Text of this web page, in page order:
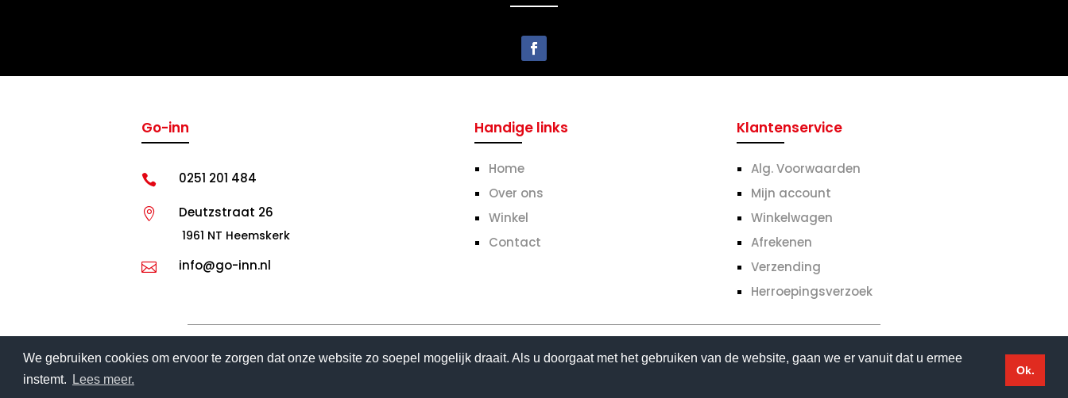
We gebruiken cookies om ervoor te zorgen dat onze website zo soepel mogelijk draait. Als u doorgaat met het gebruiken van de website, gaan we er vanuit dat u ermee
instemt.
Lees meer.
Ok.
Go-inn
 0251 201 484
 Deutzstraat 26
1961 NT Heemskerk
 info@go-inn.nl
Handige links
Home
Over ons
Winkel
Contact
Klantenservice
Alg. Voorwaarden
Mijn account
Winkelwagen
Afrekenen
Verzending
Herroepingsverzoek
© Copyright Go-inn | Website gemaakt door Flexamedia